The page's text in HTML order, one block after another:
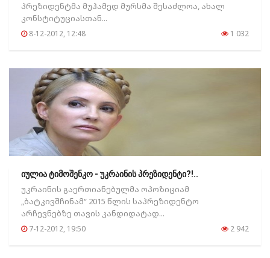
პრეზიდენტმა მუჰამედ მურსმა შესაძლოა, ახალ
კონსტიტუციასთან...
8-12-2012, 12:48 1 032
იულია ტიმოშენკო - უკრაინის პრეზიდენტი?!..
უკრაინის გაერთიანებულმა ოპოზიციამ
„ბატკივშჩინამ“ 2015 წლის საპრეზიდენტო
არჩევნებზე თავის კანდიდატად...
7-12-2012, 19:50 2 942